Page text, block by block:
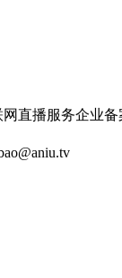
直播服务企业备